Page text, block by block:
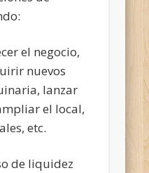
el negocio,
nuevos
lanzar
el local,
etc.
de liquidez